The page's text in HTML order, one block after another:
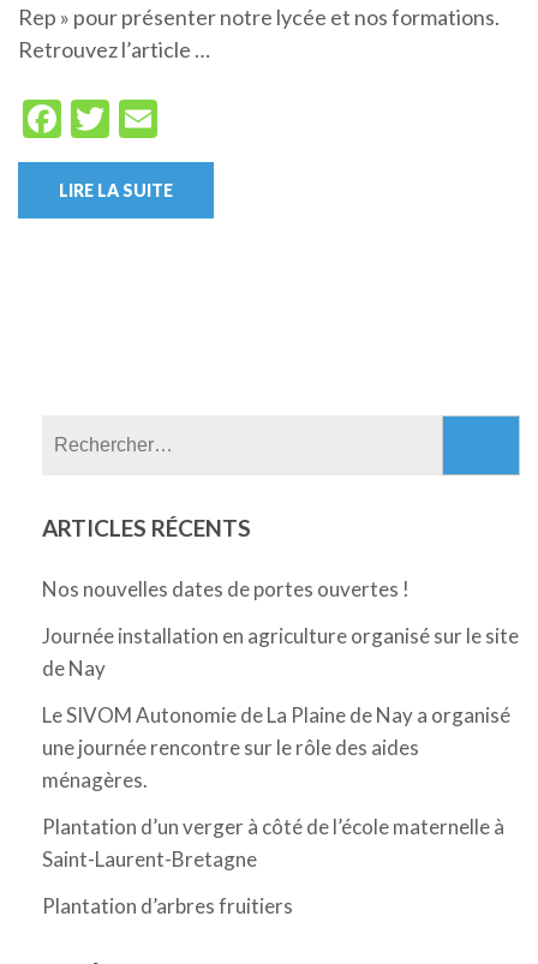
Rep » pour présenter notre lycée et nos formations.
Retrouvez l’article …
Facebook
Twitter
LIRE LA SUITE
ARTICLES RÉCENTS
Nos nouvelles dates de portes ouvertes !
Journée installation en agriculture organisé sur le site
de Nay
Le SIVOM Autonomie de La Plaine de Nay a organisé
une journée rencontre sur le rôle des aides
ménagères.
Plantation d’un verger à côté de l’école maternelle à
Saint-Laurent-Bretagne
Plantation d’arbres fruitiers